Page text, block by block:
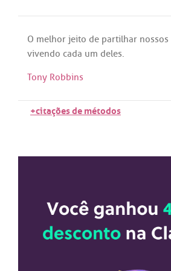
O melhor jeito de partilhar nossos
vivendo cada um deles.
Tony Robbins
+citações de métodos